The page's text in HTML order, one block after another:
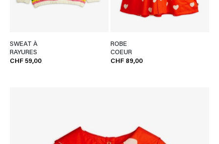
SWEAT À
RAYURES
CHF 59,00
ROBE
COEUR
CHF 89,00